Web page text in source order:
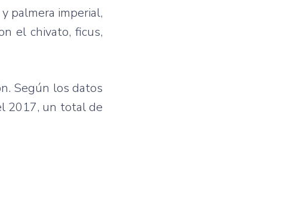
palmera imperial,
el chivato, ficus,
Según los datos
2017, un total de